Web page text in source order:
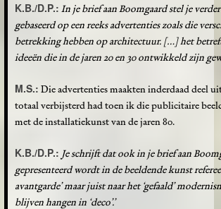
K.B./D.P.: In je brief aan Boomgaard stel je
gebaseerd op een reeks advertenties zoals die
betrekking hebben op architectuur. […] het
ideeën die in de jaren 20 en 30 ontwikkeld zijn
M.S.: Die advertenties maakten inderdaad deel
totaal verbijsterd had toen ik die publicitaire
met de installatiekunst van de jaren 80.
K.B./D.P.: Je schrijft dat ook in je brief aan
gepresenteerd wordt in de beeldende kunst
avantgarde’ maar juist naar het ‘gefaald’
blijven hangen in ‘deco’.’